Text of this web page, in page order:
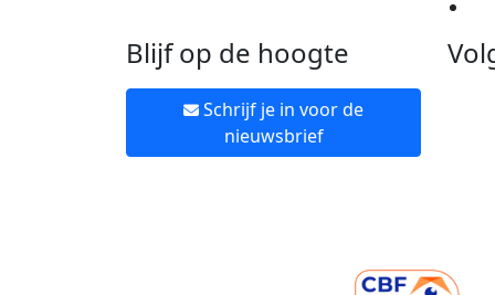
Blijf op de hoogte
Schrijf je in voor de
nieuwsbrief